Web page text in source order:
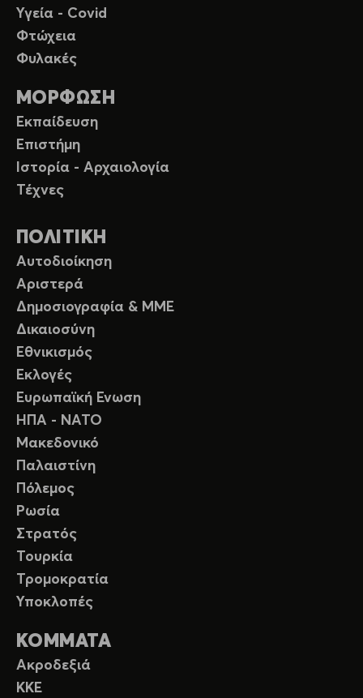
Υγεία - Covid
Φτώχεια
Φυλακές
ΜΟΡΦΩΣΗ
Εκπαίδευση
Επιστήμη
Ιστορία - Αρχαιολογία
Τέχνες
ΠΟΛΙΤΙΚΗ
Αυτοδιοίκηση
Αριστερά
Δημοσιογραφία & ΜΜΕ
Δικαιοσύνη
Εθνικισμός
Εκλογές
Ευρωπαϊκή Ενωση
ΗΠΑ - ΝΑΤΟ
Μακεδονικό
Παλαιστίνη
Πόλεμος
Ρωσία
Στρατός
Τουρκία
Τρομοκρατία
Υποκλοπές
ΚΟΜΜΑΤΑ
Ακροδεξιά
ΚΚΕ